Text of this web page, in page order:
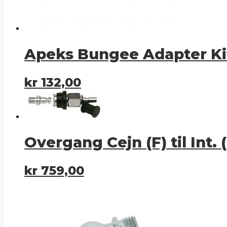
Apeks Bungee Adapter
kr 132,00
Overgang Cejn (F) til Int.
kr 759,00